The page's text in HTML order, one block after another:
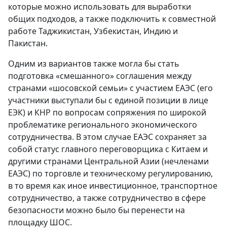
которые можно использовать для выработки
общих подходов, а также подключить к совместной
работе Таджикистан, Узбекистан, Индию и
Пакистан.
Одним из вариантов также могла бы стать
подготовка «смешанного» соглашения между
странами «шосовской семьи» с участием ЕАЭС (его
участники выступали бы с единой позиции в лице
ЕЭК) и КНР по вопросам сопряжения по широкой
проблематике регионального экономического
сотрудничества. В этом случае ЕАЭС сохраняет за
собой статус главного переговорщика с Китаем и
другими странами Центральной Азии (нечленами
ЕАЭС) по торговле и техническому регулированию,
в то время как иное инвестиционное, транспортное
сотрудничество, а также сотрудничество в сфере
безопасности можно было бы перенести на
площадку ШОС.